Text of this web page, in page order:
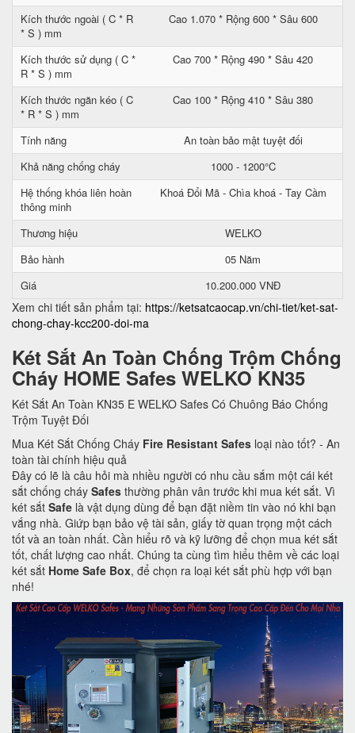
Kích thước ngoài ( C * R
* S ) mm
Cao 1.070 * Rộng 600 * Sâu 600
Kích thước sử dụng ( C *
R * S ) mm
Cao 700 * Rộng 490 * Sâu 420
Kích thước ngăn kéo ( C
* R * S ) mm
Cao 100 * Rộng 410 * Sâu 380
Tính năng
An toàn bảo mật tuyệt đối
Khả năng chống cháy
1000 - 1200°C
Hệ thống khóa liên hoàn
thông minh
Khoá Đổi Mã - Chìa khoá - Tay Cầm
Thương hiệu
WELKO
Bảo hành
05 Năm
Giá
10.200.000 VNĐ
Xem chi tiết sản phẩm tại: https://ketsatcaocap.vn/chi-tiet/ket-sat-
chong-chay-kcc200-doi-ma
Két Sắt An Toàn Chống Trộm Chống
Cháy HOME Safes WELKO KN35
Két Sắt An Toàn KN35 E WELKO Safes Có Chuông Báo Chống
Trộm Tuyệt Đối
Mua Két Sắt Chống Cháy Fire Resistant Safes loại nào tốt? - An
toàn tài chính hiệu quả
Đây có lẽ là câu hỏi mà nhiều người có nhu cầu sắm một cái két
sắt chống cháy Safes thường phân vân trước khi mua két sắt. Vì
két sắt Safe là vật dụng dùng để bạn đặt niềm tin vào nó khi bạn
vắng nhà. Giứp bạn bảo vệ tài sản, giấy tờ quan trọng một cách
tốt và an toàn nhất. Cần hiểu rõ và kỹ lưỡng để chọn mua két sắt
tốt, chất lượng cao nhất. Chúng ta cùng tìm hiểu thêm về các loại
két sắt Home Safe Box, để chọn ra loại két sắt phù hợp với bạn
nhé!